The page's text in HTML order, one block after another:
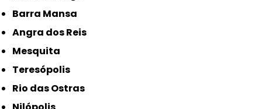
Barra Mansa
Angra dos Reis
Mesquita
Teresópolis
Rio das Ostras